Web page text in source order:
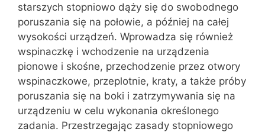
starszych stopniowo dąży się do swobodnego
poruszania się na połowie, a później na całej
wysokości urządzeń. Wprowadza się również
wspinaczkę i wchodzenie na urządzenia
pionowe i skośne, przechodzenie przez otwory
wspinaczkowe, przeplotnie, kraty, a także próby
poruszania się na boki i zatrzymywania się na
urządzeniu w celu wykonania określonego
zadania. Przestrzegając zasady stopniowego